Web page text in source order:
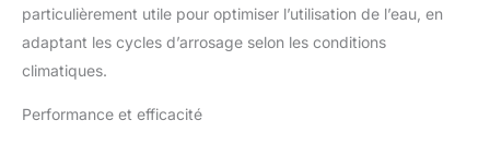
intelligente par
application mobile.
Interconnectable –
particulièrement utile pour optimiser l’utilisation de l’eau, en
adaptant les cycles d’arrosage selon les conditions
climatiques.
Performance et efficacité